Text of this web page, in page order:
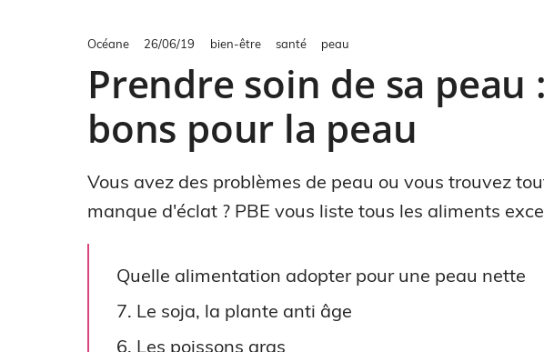
Océane 26/06/19 bien-être santé peau
Prendre soin de sa peau
bons pour la peau
Vous avez des problèmes de peau ou vous trouvez
manque d'éclat ? PBE vous liste tous les aliments
Quelle alimentation adopter pour une peau nette
7. Le soja, la plante anti âge
6. Les poissons gras